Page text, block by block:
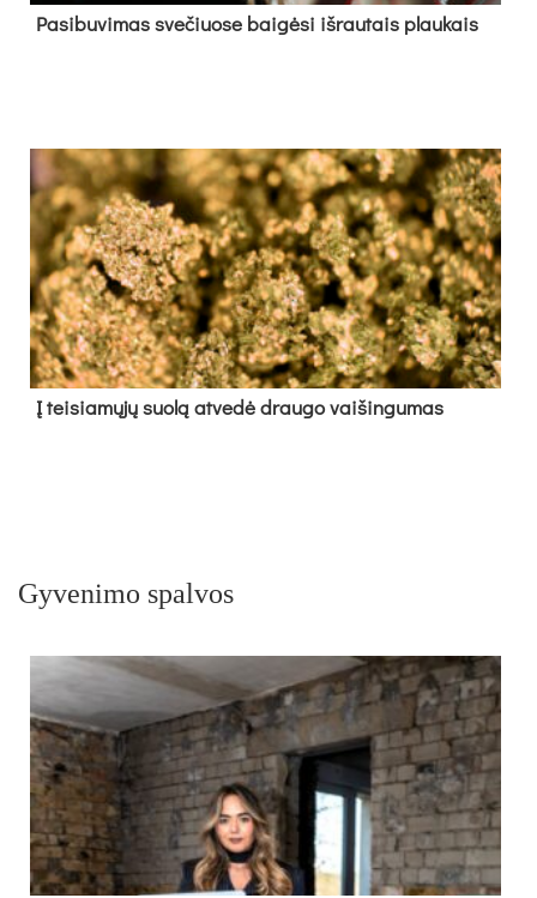
Pa­si­bu­vi­mas sve­čiuo­se bai­gė­si iš­rau­tais plau­kais
Į tei­sia­mų­jų suo­lą at­ve­dė drau­go vai­šin­gu­mas
Gyvenimo spalvos